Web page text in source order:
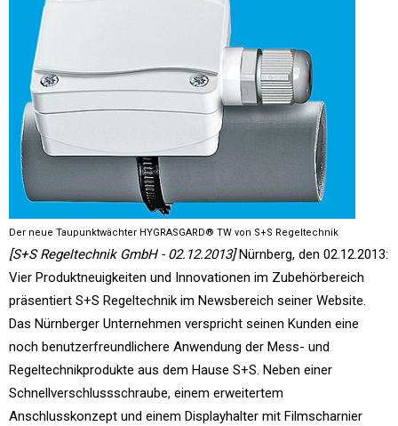
Der neue Taupunktwächter HYGRASGARD® TW von S+S Regeltechnik
[S+S Regeltechnik GmbH - 02.12.2013]Nürnberg, den 02.12.2013:
Vier Produktneuigkeiten und Innovationen im Zubehörbereich
präsentiert S+S Regeltechnik im Newsbereich seiner Website.
Das Nürnberger Unternehmen verspricht seinen Kunden eine
noch benutzerfreundlichere Anwendung der Mess- und
Regeltechnikprodukte aus dem Hause S+S. Neben einer
Schnellverschlussschraube, einem erweitertem
Anschlusskonzept und einem Displayhalter mit Filmscharnier